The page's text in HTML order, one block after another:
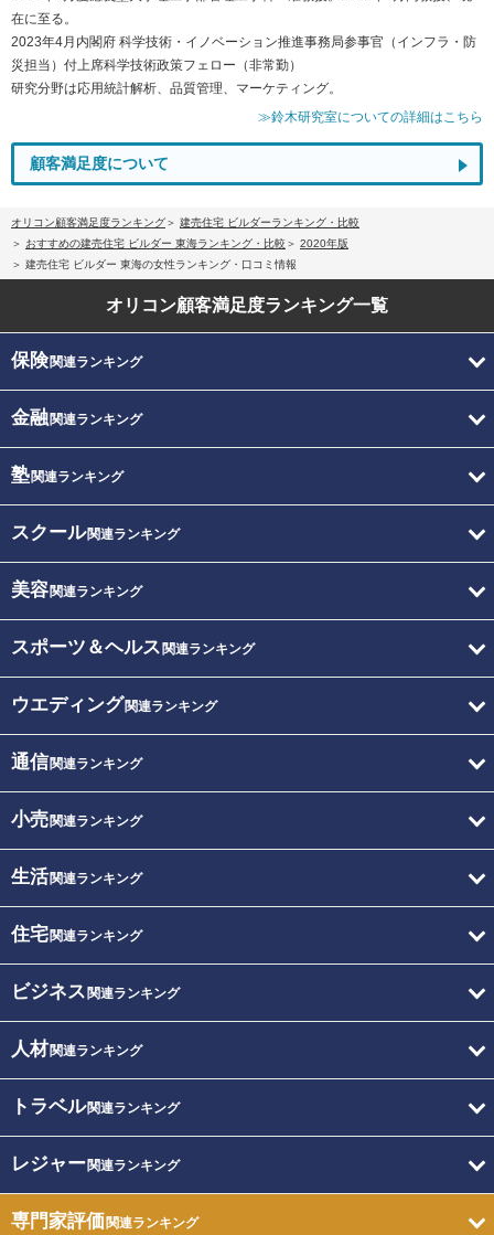
在に至る。
2023年4月内閣府 科学技術・イノベーション推進事務局参事官（インフラ・防
災担当）付上席科学技術政策フェロー（非常勤）
研究分野は応用統計解析、品質管理、マーケティング。
≫鈴木研究室についての詳細はこちら
顧客満足度について
オリコン顧客満足度ランキング
建売住宅 ビルダーランキング・比較
おすすめの建売住宅 ビルダー 東海ランキング・比較
2020年版
建売住宅 ビルダー 東海の女性ランキング・口コミ情報
オリコン顧客満足度ランキング一覧
保険関連ランキング
金融関連ランキング
塾関連ランキング
スクール関連ランキング
美容関連ランキング
スポーツ＆ヘルス 関連ランキング
ウエディング関連ランキング
通信関連ランキング
小売関連ランキング
生活関連ランキング
住宅関連ランキング
ビジネス 関連ランキング
人材関連ランキング
トラベル関連ランキング
レジャー関連ランキング
専門家評価関連ランキング